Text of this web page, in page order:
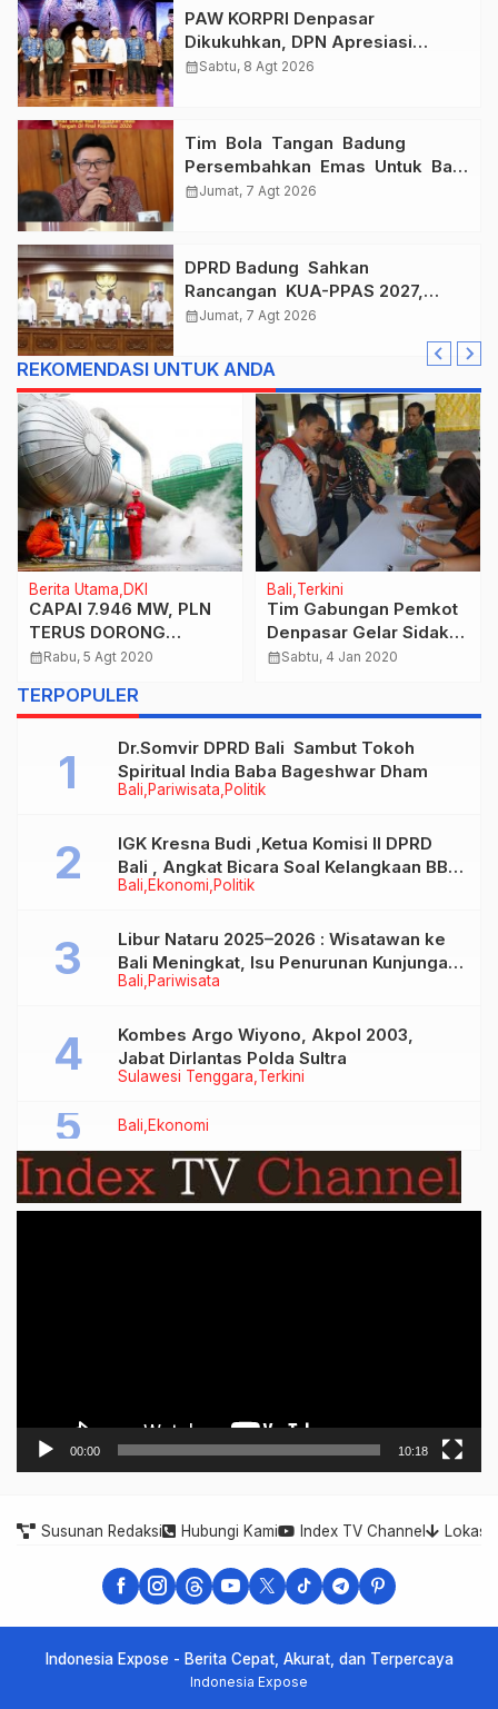
PAW KORPRI Denpasar
Dikukuhkan, DPN Apresiasi
“Sembagi Arutala” untuk Lindungi
calendar_monthSabtu, 8 Agt 2026
Tim Bola Tangan Badung
Persembahkan Emas Untuk Bali
, Taklukkan Jawa Tengah Di
calendar_monthJumat, 7 Agt 2026
DPRD Badung Sahkan
Rancangan KUA-PPAS 2027,
Anggaran Tembus Lebih Dari
calendar_monthJumat, 7 Agt 2026
REKOMENDASI UNTUK ANDA
Berita Utama DKI
CAPAI 7.946 MW, PLN
TERUS DORONG
PEMANFAATAN EBT
calendar_monthRabu, 5 Agt 2020
Bali Terkini
Tim Gabungan Pemkot
Denpasar Gelar Sidak
Adminduk di Pelabuhan
calendar_monthSabtu, 4 Jan 2020
TERPOPULER
Bali Pariwisata Politik
Dr.Somvir DPRD Bali Sambut Tokoh
Spiritual India Baba Bageshwar Dham
Bali Ekonomi Politik
IGK Kresna Budi ,Ketua Komisi II DPRD
Bali , Angkat Bicara Soal Kelangkaan BBM
Bersubsidi Jenis Solar
Bali Pariwisata
Libur Nataru 2025–2026 : Wisatawan ke
Bali Meningkat, Isu Penurunan Kunjungan
Tidak Benar
Sulawesi Tenggara Terkini
Kombes Argo Wiyono, Akpol 2003,
Jabat Dirlantas Polda Sultra
Bali Ekonomi
00:00 10:18
Susunan Redaksi Hubungi Kami Index TV Channel Lokasi
Indonesia Expose - Berita Cepat, Akurat, dan Terpercaya
Indonesia Expose